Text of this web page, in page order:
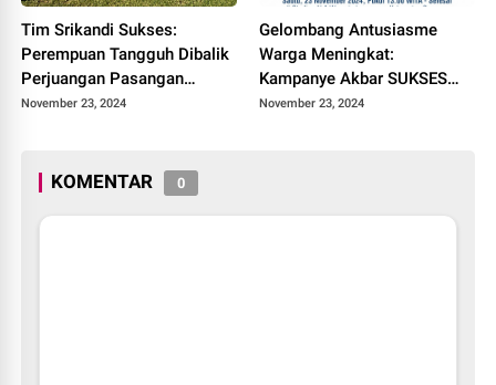
Tim Srikandi Sukses:
Perempuan Tangguh Dibalik
Perjuangan Pasangan
Nomor Urut 2 Suwardi-Selle
November 23, 2024
Gelombang Antusiasme
Warga Meningkat:
Kampanye Akbar SUKSES
Bakal Memukau!
November 23, 2024
KOMENTAR 0